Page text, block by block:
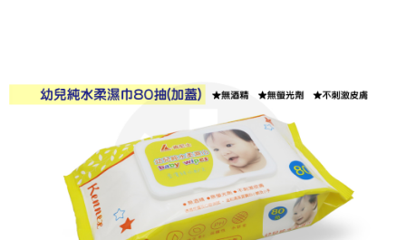
※ 交易是否成功請以「AFTEE先享後付 」之結帳頁面顯示為準，若有關於
是否繳費成功／繳費後需取消欲退款等相關疑問，請聯繫「AFTEE先享後付
https://netprotections.freshdesk.com/support/home
１．透過由恩沛科技股份有限公司提供之「AFTEE先享後付」服務完成之交
易，需依本服務之必要範圍內提供個人資料，並將交易相關給付款項請求債
權轉讓予恩沛科技股份有限公司。
２．關於個人資料處理事宜，請瀏覽以下網址：
https://aftee.tw/terms/#terms3
付款後7-11取貨
每筆NT$120，滿NT$899(含以上)免運費